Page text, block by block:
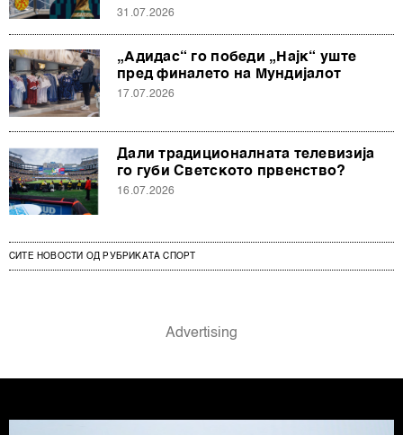
31.07.2026
„Адидас“ го победи „Најк“ уште
пред финалето на Мундијалот
17.07.2026
Дали традиционалната телевизија
го губи Светското првенство?
16.07.2026
СИТЕ НОВОСТИ ОД РУБРИКАТА СПОРТ